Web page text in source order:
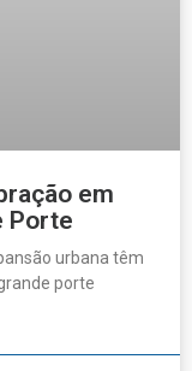
em
Porte
urbana têm
porte